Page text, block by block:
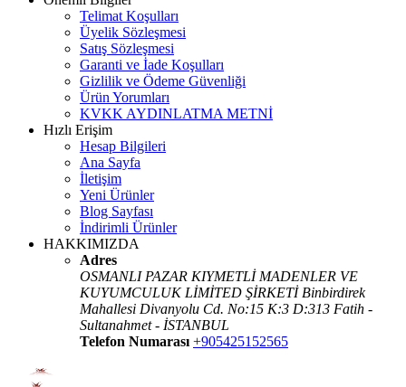
Telimat Koşulları
Üyelik Sözleşmesi
Satış Sözleşmesi
Garanti ve İade Koşulları
Gizlilik ve Ödeme Güvenliği
Ürün Yorumları
KVKK AYDINLATMA METNİ
Hızlı Erişim
Hesap Bilgileri
Ana Sayfa
İletişim
Yeni Ürünler
Blog Sayfası
İndirimli Ürünler
HAKKIMIZDA
Adres
OSMANLI PAZAR KIYMETLİ MADENLER VE
KUYUMCULUK LİMİTED ŞİRKETİ Binbirdirek
Mahallesi Divanyolu Cd. No:15 K:3 D:313 Fatih -
Sultanahmet - İSTANBUL
Telefon Numarası +905425152565